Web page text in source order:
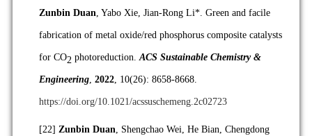
Zunbin Duan, Yabo Xie, Jian-Rong Li*. Green and facile
fabrication of metal oxide/red phosphorus composite catalysts
for CO2 photoreduction.ACS Sustainable Chemistry &
Engineering, 2022, 10(26): 8658-8668.
https://doi.org/10.1021/acssuschemeng.2c02723
[22] Zunbin Duan, Shengchao Wei, He Bian, Chengdong